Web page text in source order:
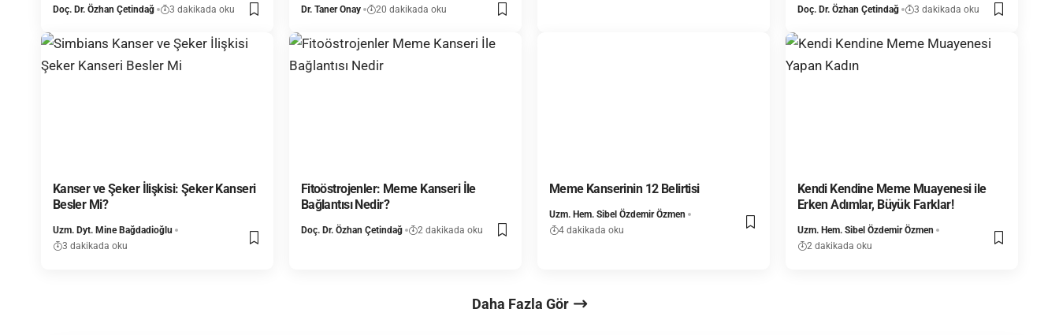
Doç. Dr. Özhan Çetindağ 3 dakikada oku Dr. Taner Onay 20 dakikada oku Doç. Dr. Özhan Çetindağ 3 dakikada oku
Kanser ve Şeker İlişkisi: Şeker Kanseri
Besler Mi?
Uzm. Dyt. Mine Bağdadioğlu
3 dakikada oku
Fitoöstrojenler: Meme Kanseri İle
Bağlantısı Nedir?
Doç. Dr. Özhan Çetindağ 2 dakikada oku
Meme Kanserinin 12 Belirtisi
Uzm. Hem. Sibel Özdemir Özmen
4 dakikada oku
Kendi Kendine Meme Muayenesi ile
Erken Adımlar, Büyük Farklar!
Uzm. Hem. Sibel Özdemir Özmen
2 dakikada oku
Daha Fazla Gör